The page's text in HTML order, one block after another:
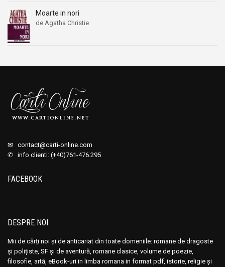
Moarte in nori
de Agatha Christie
✉ contact@carti-online.com
✆ info clienti: (+40)761-476.295
FACEBOOK
DESPRE NOI
Mii de cărți noi și de anticariat din toate domeniile: romane de dragoste
și polițiste, SF și de aventură, romane clasice, volume de poezie,
filosofie, artă, eBook-uri in limba romana in format pdf, istorie, religie și